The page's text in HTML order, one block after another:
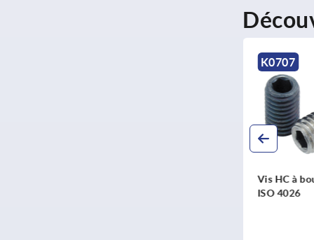
K0707
Vis HC à
ISO 4026